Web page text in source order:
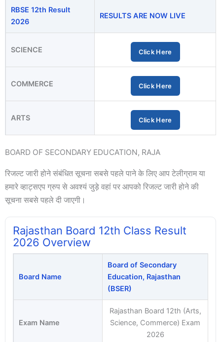
RBSE 12th Result
2026
RESULTS ARE NOW LIVE
SCIENCE Click Here
COMMERCE Click Here
ARTS Click Here
BOARD OF SECONDARY EDUCATION, RAJA
रिजल्ट जारी होने संबंधित सूचना सबसे पहले पाने के लिए आप टेलीग्राम या
हमारे व्हाट्सएप ग्रुप से अवश्यं जुड़े वहां पर आपको रिजल्ट जारी होने की
सूचना सबसे पहले दी जाएगी।
Rajasthan Board 12th Class Result
2026 Overview
Board Name
Board of Secondary
Education, Rajasthan
(BSER)
Exam Name
Rajasthan Board 12th (Arts,
Science, Commerce) Exam
2026